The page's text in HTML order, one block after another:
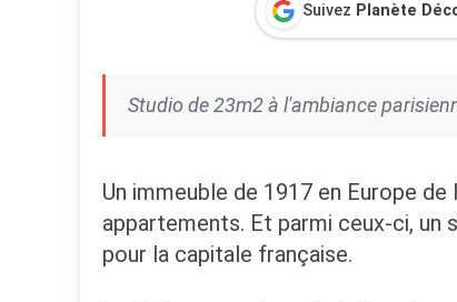
Suivez Planète
Studio de 23m2 à l'ambiance
Un immeuble de 1917 en Europe
appartements. Et parmi ceux-ci,
pour la capitale française.